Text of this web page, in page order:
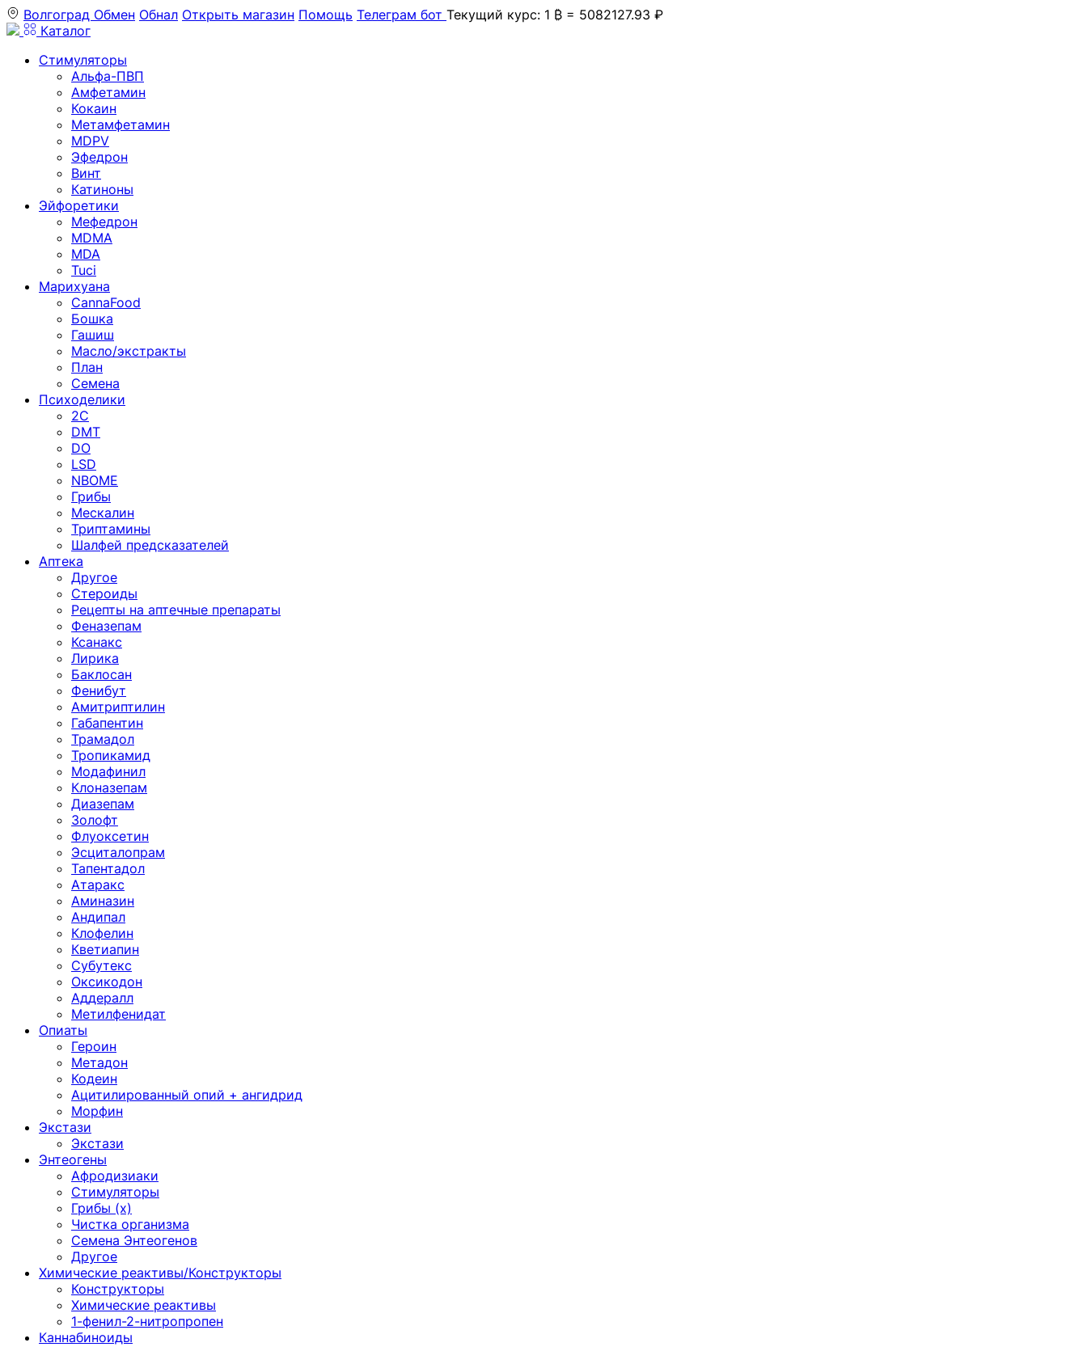
Волгоград Обмен Обнал Открыть магазин Помощь Телеграм бот Текущий курс: 1 ₿ = 5082127.93 ₽
Каталог
Стимуляторы
Альфа-ПВП
Амфетамин
Кокаин
Метамфетамин
MDPV
Эфедрон
Винт
Катиноны
Эйфоретики
Мефедрон
MDMA
MDA
Tuci
Марихуана
CannaFood
Бошка
Гашиш
Масло/экстракты
План
Семена
Психоделики
2C
DMT
DO
LSD
NBOME
Грибы
Мескалин
Триптамины
Шалфей предсказателей
Аптека
Другое
Стероиды
Рецепты на аптечные препараты
Феназепам
Ксанакс
Лирика
Баклосан
Фенибут
Амитриптилин
Габапентин
Трамадол
Тропикамид
Модафинил
Клоназепам
Диазепам
Золофт
Флуоксетин
Эсциталопрам
Тапентадол
Атаракс
Аминазин
Андипал
Клофелин
Кветиапин
Субутекс
Оксикодон
Аддералл
Метилфенидат
Опиаты
Героин
Метадон
Кодеин
Ацитилированный опий + ангидрид
Морфин
Экстази
Экстази
Энтеогены
Афродизиаки
Стимуляторы
Грибы (х)
Чистка организма
Семена Энтеогенов
Другое
Химические реактивы/Конструкторы
Конструкторы
Химические реактивы
1-фенил-2-нитропропен
Каннабиноиды